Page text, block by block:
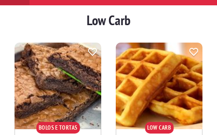
Low Carb
BOLOS E TORTAS LOW CARB